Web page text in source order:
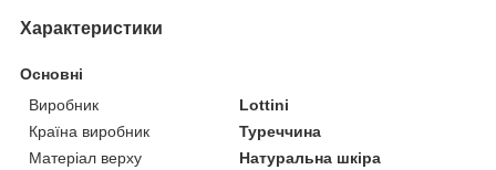
Характеристики
Основні
Виробник
Lottini
Країна виробник
Туреччина
Матеріал верху
Натуральна шкіра